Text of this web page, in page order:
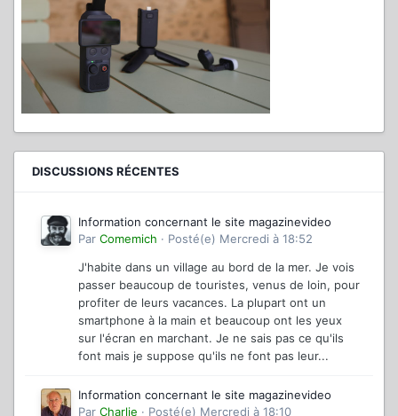
DISCUSSIONS RÉCENTES
Information concernant le site magazinevideo
Par Comemich · Posté(e) Mercredi à 18:52
J'habite dans un village au bord de la mer. Je vois
passer beaucoup de touristes, venus de loin, pour
profiter de leurs vacances. La plupart ont un
smartphone à la main et beaucoup ont les yeux
sur l'écran en marchant. Je ne sais pas ce qu'ils
font mais je suppose qu'ils ne font pas leur...
Information concernant le site magazinevideo
Par Charlie · Posté(e) Mercredi à 18:10